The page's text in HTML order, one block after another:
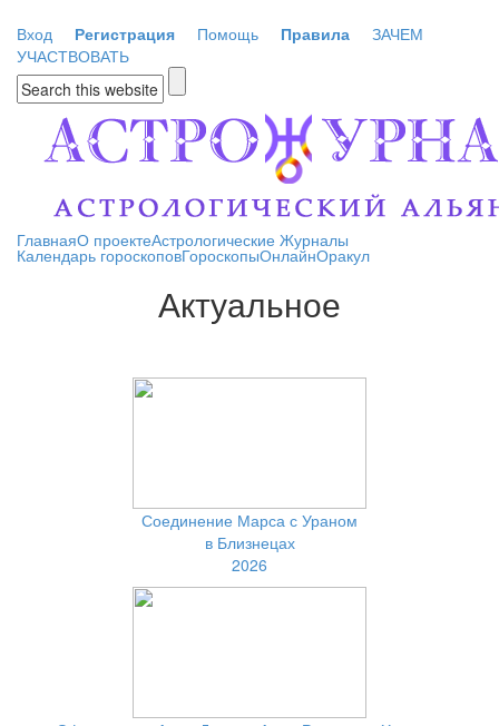
Вход
Регистрация Помощь Правила
ЗАЧЕМ
УЧАСТВОВАТЬ
Форма поиска
ГлавнаяО проектеАстрологические Журналы
Календарь гороскоповГороскопыОнлайнОракул
Актуальное
Соединение Марса с Ураном
в Близнецах
2026